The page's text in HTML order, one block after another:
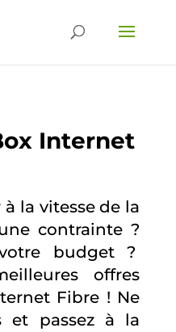
Internet
la vitesse de la
contrainte ?
budget ?
offres
Fibre ! Ne
et passez à la